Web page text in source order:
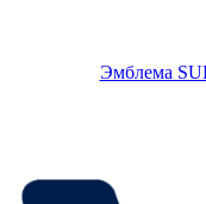
Эмблема